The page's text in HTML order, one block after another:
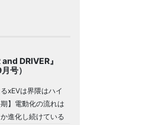
DRIVER』
号）
るxEVは界隈はハイ
】電動化の流れは
進化し続けている